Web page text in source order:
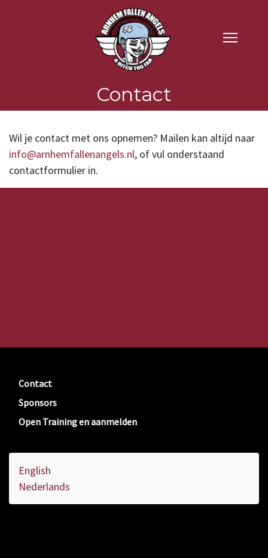
Contact
Wil je contact met ons opnemen? Mailen kan altijd naar
info@arnhemfallenangels.nl, of vul onderstaand
contactformulier in.
Contact
Sponsors
Open Training en aanmelden
English
Nederlands